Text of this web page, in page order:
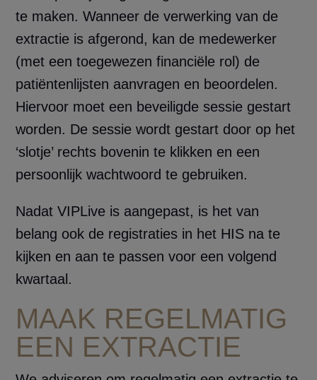
te maken. Wanneer de verwerking van de
extractie is afgerond, kan de medewerker
(met een toegewezen financiële rol) de
patiëntenlijsten aanvragen en beoordelen.
Hiervoor moet een beveiligde sessie gestart
worden. De sessie wordt gestart door op het
‘slotje’ rechts bovenin te klikken en een
persoonlijk wachtwoord te gebruiken.
Nadat VIPLive is aangepast, is het van
belang ook de registraties in het HIS na te
kijken en aan te passen voor een volgend
kwartaal.
MAAK REGELMATIG
EEN EXTRACTIE